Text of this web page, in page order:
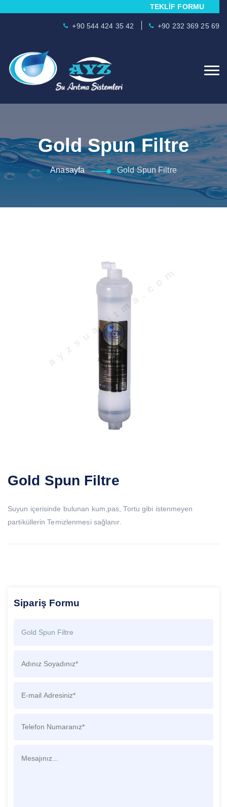
TEKLİF FORMU
+90 544 424 35 42 +90 232 369 25 69
Gold Spun Filtre
Anasayfa Gold Spun Filtre
Gold Spun Filtre
Suyun içerisinde bulunan kum,pas, Tortu gibi istenmeyen
partiküllerin Temizlenmesi sağlanır.
Sipariş Formu